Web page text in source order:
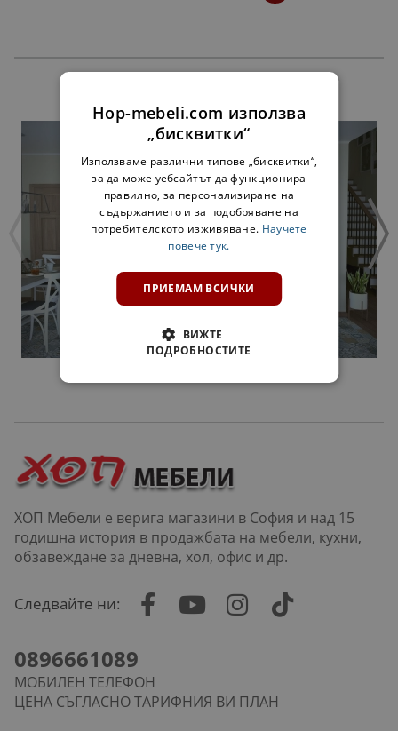
ХОП Мебели е верига магазини в София и над 15
годишна история в продажбата на мебели, кухни,
обзавеждане за дневна, хол, офис и др.
Следвайте ни:
0896661089
МОБИЛЕН ТЕЛЕФОН
ЦЕНА СЪГЛАСНО ТАРИФНИЯ ВИ ПЛАН
Hop-mebeli.com използва
„бисквитки“
Използваме различни типове „бисквитки“,
за да може уебсайтът да функционира
правилно, за персонализиране на
съдържанието и за подобряване на
потребителското изживяване. Научете
повече тук.
ПРИЕМАМ ВСИЧКИ
ВИЖТЕ
ПОДРОБНОСТИТЕ